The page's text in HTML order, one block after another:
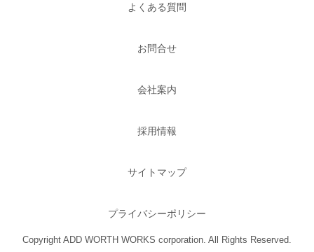
よくある質問
お問合せ
会社案内
採用情報
サイトマップ
プライバシーポリシー
Copyright ADD WORTH WORKS corporation. All Rights Reserved.